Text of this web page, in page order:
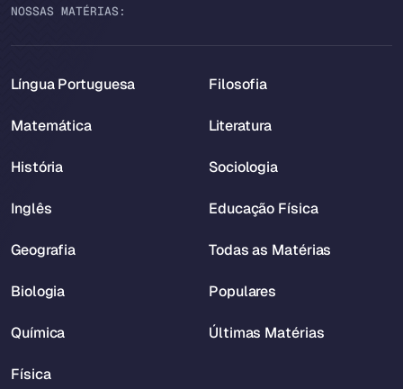
NOSSAS MATÉRIAS:
Língua Portuguesa
Matemática
História
Inglês
Geografia
Biologia
Química
Física
Filosofia
Literatura
Sociologia
Educação Física
Todas as Matérias
Populares
Últimas Matérias